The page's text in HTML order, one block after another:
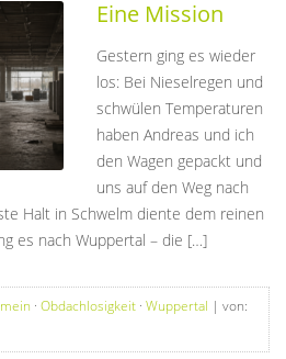
Eine Mission
Gestern ging es wieder
los: Bei Nieselregen und
schwülen Temperaturen
haben Andreas und ich
den Wagen gepackt und
uns auf den Weg nach
Halt in Schwelm diente dem reinen
es nach Wuppertal – die […]
· Obdachlosigkeit · Wuppertal | von: